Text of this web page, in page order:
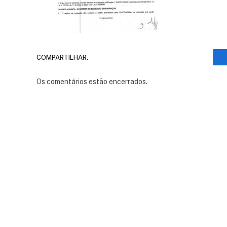
COMPARTILHAR.
Os comentários estão encerrados.